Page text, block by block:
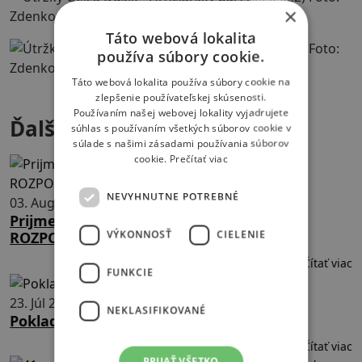
Ďalšie aktuality
03. August 2026
Prijmeme na pozíciu: ÚČTOVNÍK/ČKA -
ROZPOČTÁR/KA
Čítať viac
23. Júl 2026
Pokladnica otvorená opäť od 26.8.2026
Čítať viac
×
Táto webová lokalita
používa súbory cookie.
Táto webová lokalita používa súbory cookie na
zlepšenie používateľskej skúsenosti.
Používaním našej webovej lokality vyjadrujete
súhlas s používaním všetkých súborov cookie v
súlade s našimi zásadami používania súborov
cookie. Prečítať viac
NEVYHNUTNE POTREBNÉ
VÝKONNOSŤ CIELENIE
FUNKCIE
NEKLASIFIKOVANÉ